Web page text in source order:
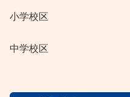
小学校区
中学校区